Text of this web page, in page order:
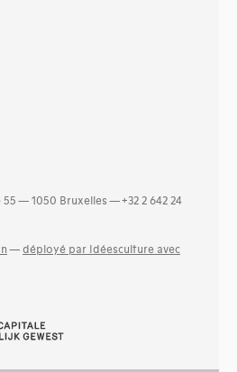
— 1050 Bruxelles — +32 2 642 24
— déployé par Idéesculture avec